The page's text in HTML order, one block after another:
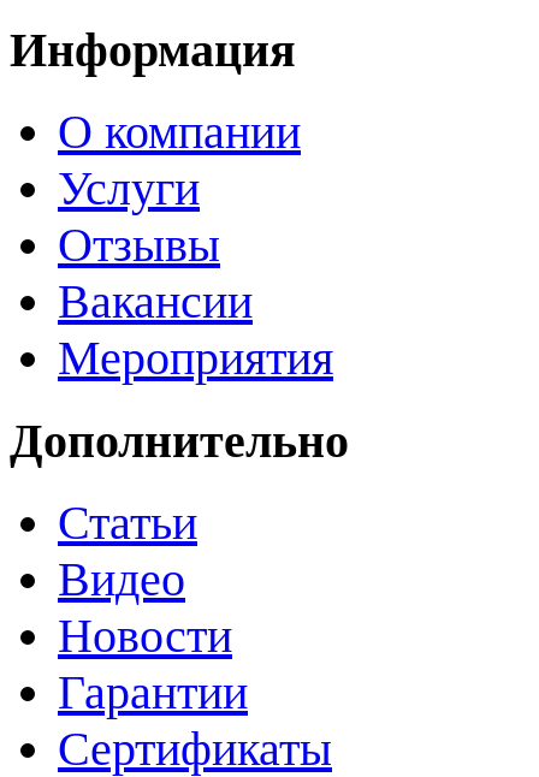
Информация
О компании
Услуги
Отзывы
Вакансии
Мероприятия
Дополнительно
Статьи
Видео
Новости
Гарантии
Сертификаты